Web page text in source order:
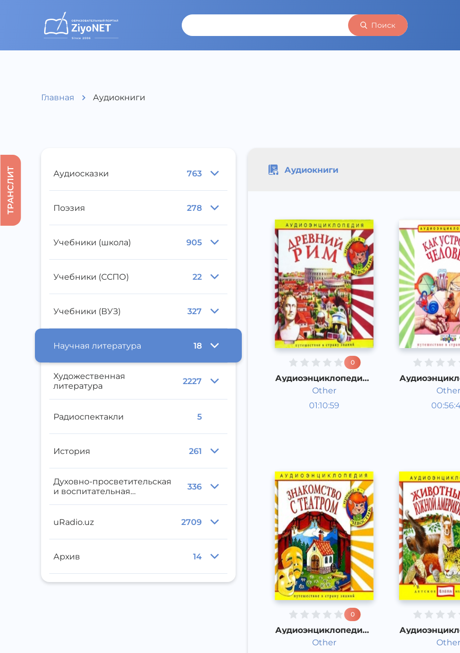
Поиск
Главная Аудиокниги
Аудиосказки 763
Поэзия 278
Учебники (школа) 905
Учебники (ССПО) 22
Учебники (ВУЗ) 327
Научная литература 18
Художественная
литература
2227
Радиоспектакли 5
История 261
Духовно-просветительская
и воспитательная
336
uRadio.uz 2709
Архив 14
Аудиокниги
0
Аудиоэнциклопедия -
Древний Рим
Other
01:10:59
Энциклопедии
Как устроен
Other
0
Аудиоэнциклопедия -
Знакомство с
театром
Other
Животные
Other
ТРАНСЛИТ